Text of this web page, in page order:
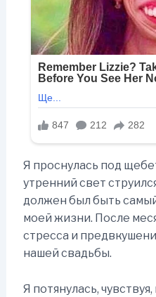
Я проснулась под
утренний свет
должен был быть
моей жизни. После
стресса и
нашей свадьбы.
Я потянулась,